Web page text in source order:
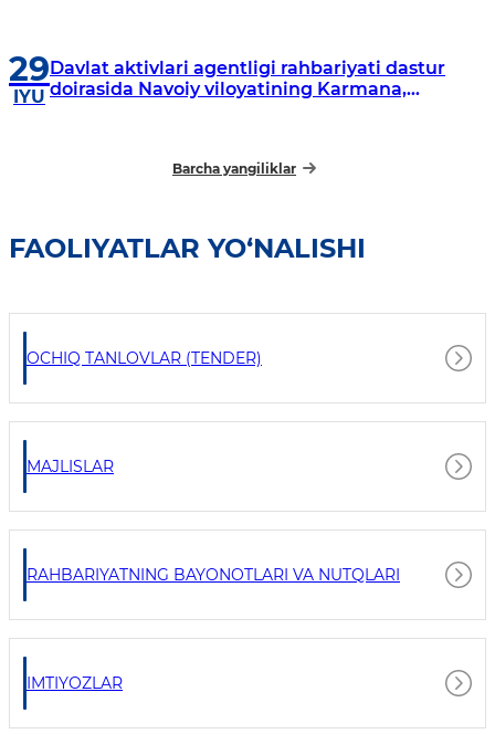
29
IYU
Davlat aktivlari agentligi rahbariyati dastur
doirasida Navoiy viloyatining Karmana,
Barcha yangiliklar
FAOLIYATLAR YO‘NALISHI
OCHIQ TANLOVLAR (TENDER)
MAJLISLAR
RAHBARIYATNING BAYONOTLARI VA NUTQLARI
IMTIYOZLAR